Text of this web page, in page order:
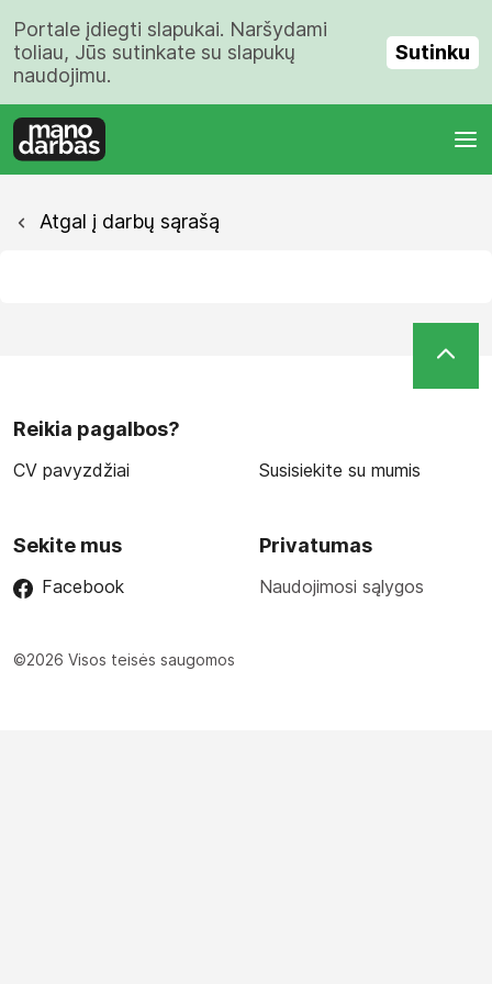
Portale įdiegti slapukai. Naršydami
toliau, Jūs sutinkate su slapukų
naudojimu.
Sutinku
Atgal į darbų sąrašą
Reikia pagalbos?
CV pavyzdžiai Susisiekite su mumis
Sekite mus
Facebook
Privatumas
Naudojimosi sąlygos
©2026 Visos teisės saugomos